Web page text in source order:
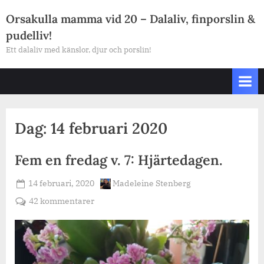
to
content
Orsakulla mamma vid 20 – Dalaliv, finporslin &
pudelliv!
Ett dalaliv med känslor, djur och porslin!
Dag: 14 februari 2020
Fem en fredag v. 7: Hjärtedagen.
Posted
on
14 februari, 2020 By
Madeleine Stenberg
42 kommentarertill
en
fredag